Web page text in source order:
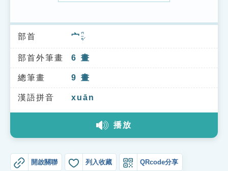
索引選單
知識索引
單字索引
生命大百科索引
部首 宀 ㄇㄧㄢˊ
部首外筆畫 6 畫
總筆畫 9 畫
漢語拼音 xuān
播放
開啟關聯 列入收藏 QRcode分享